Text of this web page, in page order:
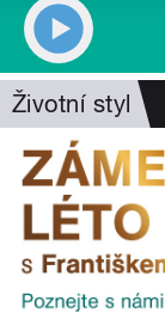
Životní styl